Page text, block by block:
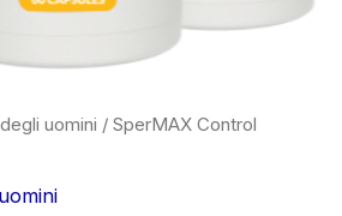
uomini / SperMAX Control